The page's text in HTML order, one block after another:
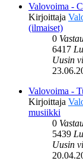
Valovoima -
Kirjoittaja
(ilmaiset)
0
6417
Uusin
Valovoima -
Kirjoittaja
musiikki
0
5439
Uusin